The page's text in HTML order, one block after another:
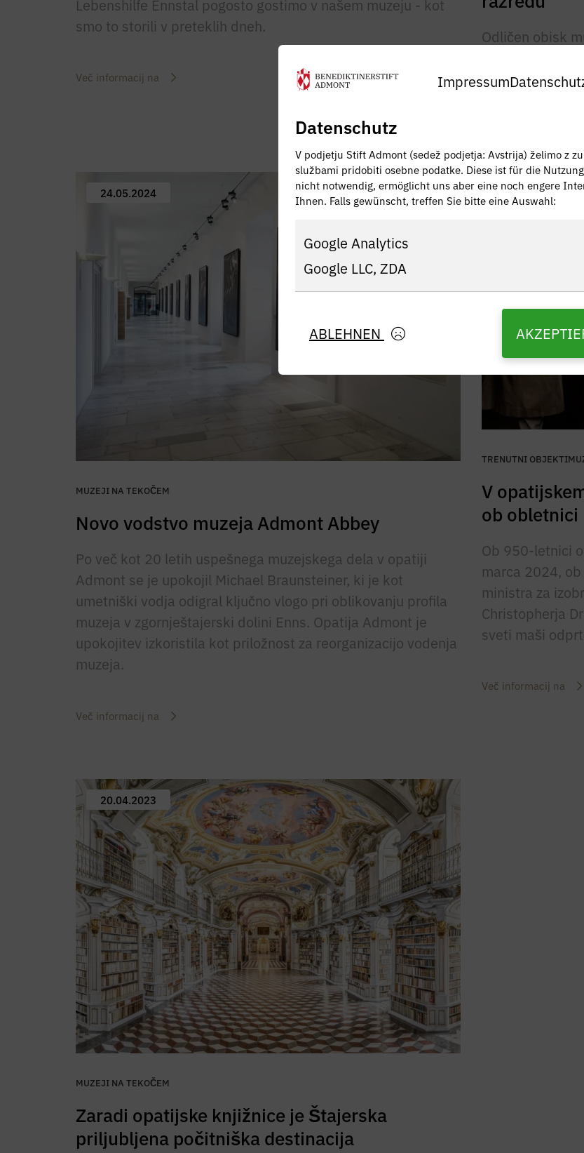
Lebenshilfe Ennstal pogosto gostimo v našem muzeju - kot
smo to storili v preteklih dneh.
Več informacij na
Odličen obisk
Admont pod
24.05.2024
MUZEJI NA TEKOČEM
Novo vodstvo muzeja Admont Abbey
Po več kot 20 letih uspešnega muzejskega dela v opatiji
Admont se je upokojil Michael Braunsteiner, ki je kot
umetniški vodja odigral ključno vlogo pri oblikovanju profila
muzeja v zgornještajerski dolini Enns. Opatija Admont je
upokojitev izkoristila kot priložnost za reorganizacijo vodenja
muzeja.
Več informacij na
19.03.2024
TRENUTNI OBJEKTI
V
ob obletnici
Ob 950-letnici
marca 2024,
ministra za
Christopherja
sveti maši
Več informacij na
20.04.2023
MUZEJI NA TEKOČEM
Zaradi opatijske knjižnice je Štajerska
priljubljena počitniška destinacija
Impressum
Datenschutz
V podjetju Stift Admont (sedež podjetja: Avstrija) želimo z
službami pridobiti osebne podatke. Diese ist für die
nicht notwendig, ermöglicht uns aber eine noch engere
Ihnen. Falls gewünscht, treffen Sie bitte eine Auswahl:
Google Analytics
Google LLC, ZDA
ABLEHNEN